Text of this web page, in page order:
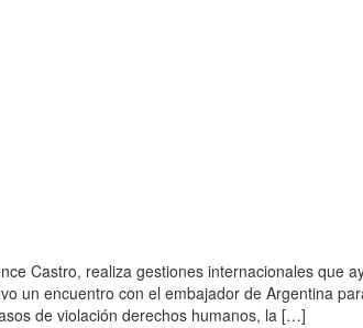
Castro, realiza gestiones internacionales que
un encuentro con el embajador de Argentina
de violación derechos humanos, la […]